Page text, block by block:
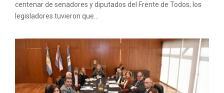
centenar de senadores y diputados del Frente de Todos; los
legisladores tuvieron que...